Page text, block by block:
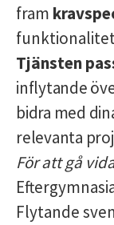
fram
funktionalitet
Tjänsten
inflytande
bidra med
relevanta
För att gå
Flytande